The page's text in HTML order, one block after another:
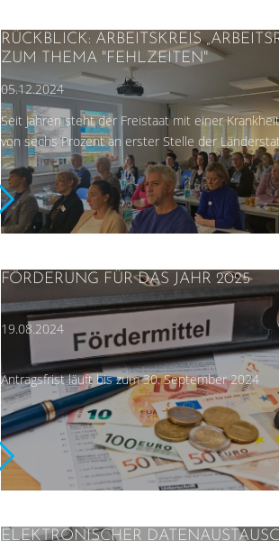
RÜCKBLICK: ARBEITSKREIS
ZUM THEMA "FEHLZEITEN"
05.12.2024
Seit Jahren steht der Freistaat mit einer
von sechs Prozent an erster Stelle der
FÖRDERUNG FÜR DAS JAHR 2025
19.08.2024
Antragsfrist läuft bis zum 30. September 2024
ELEKTRONISCHER